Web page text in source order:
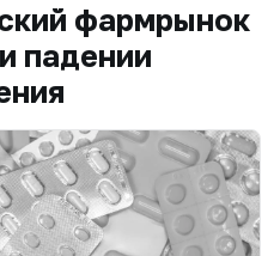
фармрынок
падении